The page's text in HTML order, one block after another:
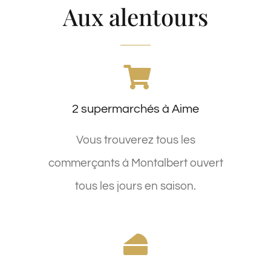
Aux alentours
2 supermarchés à Aime
Vous trouverez tous les
commerçants à Montalbert ouvert
tous les jours en saison.